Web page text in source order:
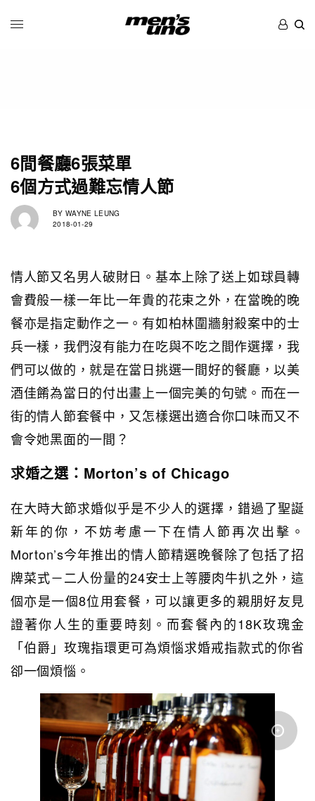
6間餐廳6張菜單
6個方式過難忘情人節
BY WAYNE LEUNG
2018-01-29
情人節又名男人破財日。基本上除了送上如球員轉
會費般一樣一年比一年貴的花束之外，在當晚的晚
餐亦是指定動作之一。有如柏林圍牆射殺案中的士
兵一樣，我們沒有能力在吃與不吃之間作選擇，我
們可以做的，就是在當日挑選一間好的餐廳，以美
酒佳餚為當日的付出畫上一個完美的句號。而在一
街的情人節套餐中，又怎樣選出適合你口味而又不
會令她黑面的一間？
求婚之選：Morton’s of Chicago
在大時大節求婚似乎是不少人的選擇，錯過了聖誕
新年的你，不妨考慮一下在情人節再次出擊。
Morton’s今年推出的情人節精選晚餐除了包括了招
牌菜式－二人份量的24安士上等腰肉牛扒之外，這
個亦是一個8位用套餐，可以讓更多的親朋好友見
證著你人生的重要時刻。而套餐內的18K玫瑰金
「伯爵」玫瑰指環更可為煩惱求婚戒指款式的你省
卻一個煩惱。